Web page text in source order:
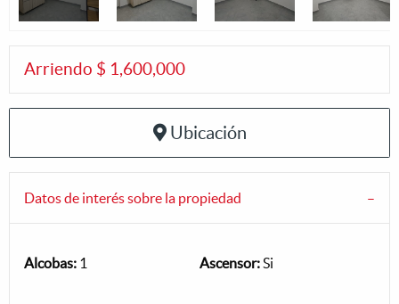
Arriendo $ 1,600,000
Ubicación
Datos de interés sobre la propiedad
Alcobas: 1 Ascensor:Si